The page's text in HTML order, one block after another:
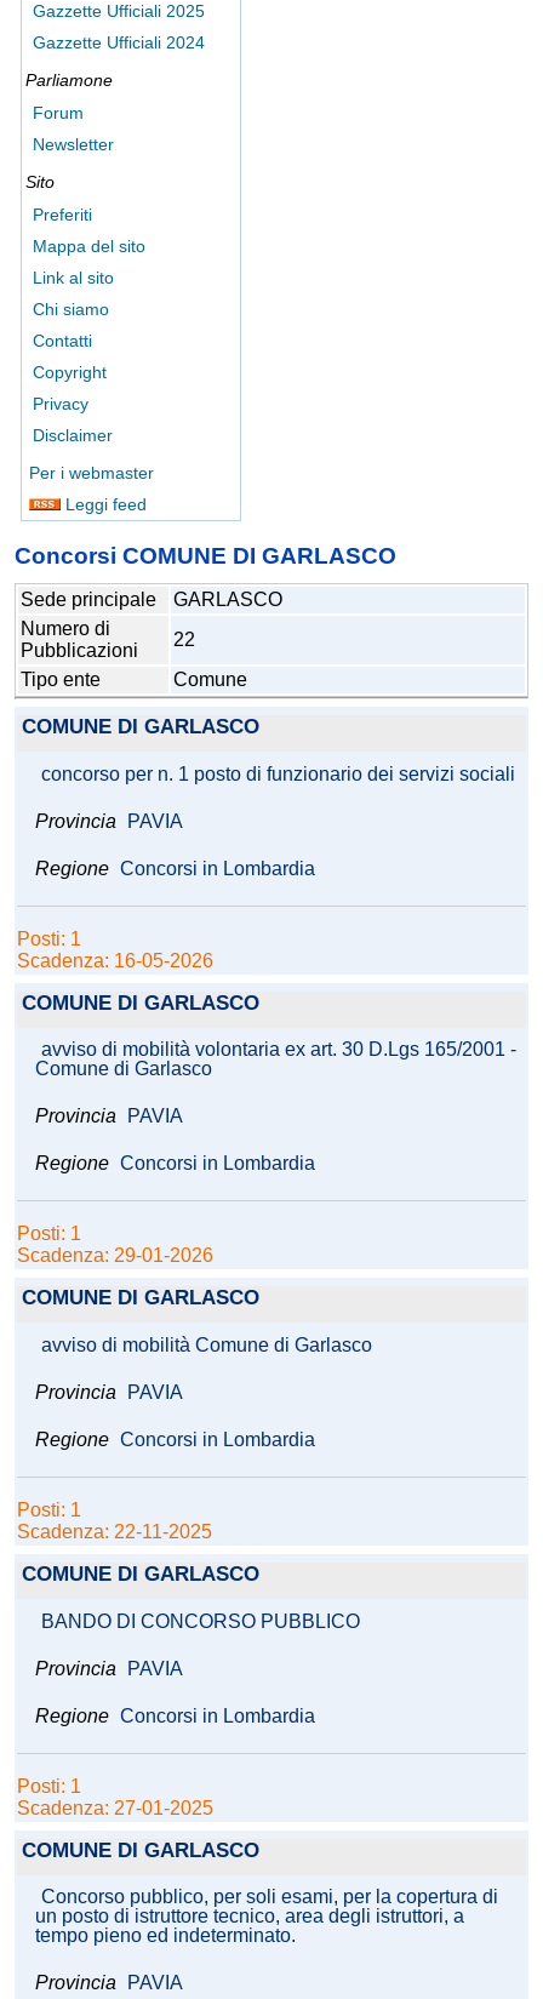
Gazzette Ufficiali 2025
Gazzette Ufficiali 2024
Parliamone
Forum
Newsletter
Sito
Preferiti
Mappa del sito
Link al sito
Chi siamo
Contatti
Copyright
Privacy
Disclaimer
Per i webmaster
Leggi feed
Concorsi COMUNE DI GARLASCO
Sede principale
GARLASCO
Numero di
Pubblicazioni
22
Tipo ente
Comune
COMUNE DI GARLASCO
concorso per n. 1 posto di funzionario dei servizi sociali
Provincia PAVIA
Regione Concorsi in Lombardia
Posti: 1
Scadenza: 16-05-2026
COMUNE DI GARLASCO
avviso di mobilità volontaria ex art. 30 D.Lgs 165/2001 -
Comune di Garlasco
Provincia PAVIA
Regione Concorsi in Lombardia
Posti: 1
Scadenza: 29-01-2026
COMUNE DI GARLASCO
avviso di mobilità Comune di Garlasco
Provincia PAVIA
Regione Concorsi in Lombardia
Posti: 1
Scadenza: 22-11-2025
COMUNE DI GARLASCO
BANDO DI CONCORSO PUBBLICO
Provincia PAVIA
Regione Concorsi in Lombardia
Posti: 1
Scadenza: 27-01-2025
COMUNE DI GARLASCO
Concorso pubblico, per soli esami, per la copertura di
un posto di istruttore tecnico, area degli istruttori, a
tempo pieno ed indeterminato.
Provincia PAVIA